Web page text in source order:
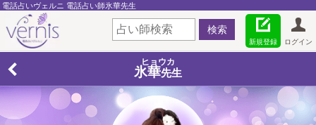
電話占いヴェルニ 電話占い師氷華先生
ログイン
新規登録
ヒョウカ
氷華先生